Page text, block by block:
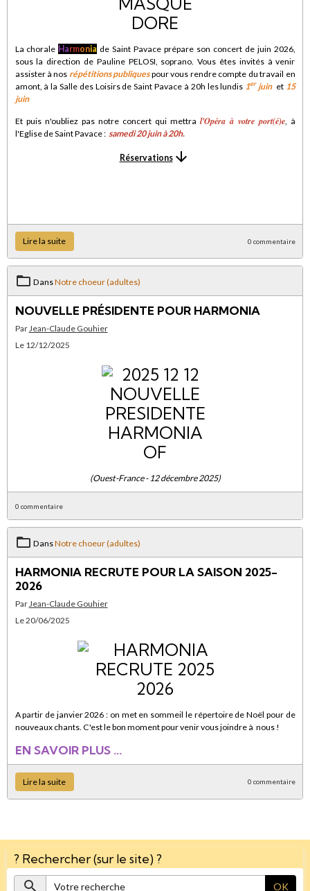
La chorale Harmonia de Saint Pavace prépare son concert de juin 2026,
sous la direction de Pauline PELOSI, soprano. Vous êtes invités à venir
assister à nos répétitions publiquespour vous rendre compte du travail en
amont, à la Salle des Loisirs de Saint Pavace à 20h les lundis 1erjuin et 15
juin
Et puis n'oubliez pas notre concert qui mettra l'Opéra à votre port(é)e, à
l'Eglise de Saint Pavace : samedi 20 juin à 20h.
Réservations
Lire la suite 0 commentaire
DansNotre choeur (adultes)
NOUVELLE PRÉSIDENTE POUR HARMONIA
Par Jean-Claude Gouhier
Le 12/12/2025
(Ouest-France - 12 décembre 2025)
0 commentaire
DansNotre choeur (adultes)
HARMONIA RECRUTE POUR LA SAISON 2025-
2026
Par Jean-Claude Gouhier
Le 20/06/2025
A partir de janvier 2026 : on met en sommeil le répertoire de Noël pour de
nouveaux chants. C'est le bon moment pour venir vous joindre à nous !
EN SAVOIR PLUS ...
Lire la suite 0 commentaire
? Rechercher (sur le site) ?
OK